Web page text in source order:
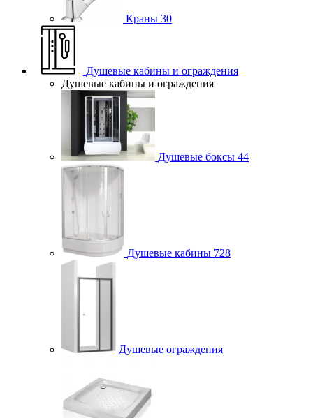
Краны 30
Душевые кабины и ограждения
Душевые кабины и ограждения
Душевые боксы 44
Душевые кабины 728
Душевые ограждения